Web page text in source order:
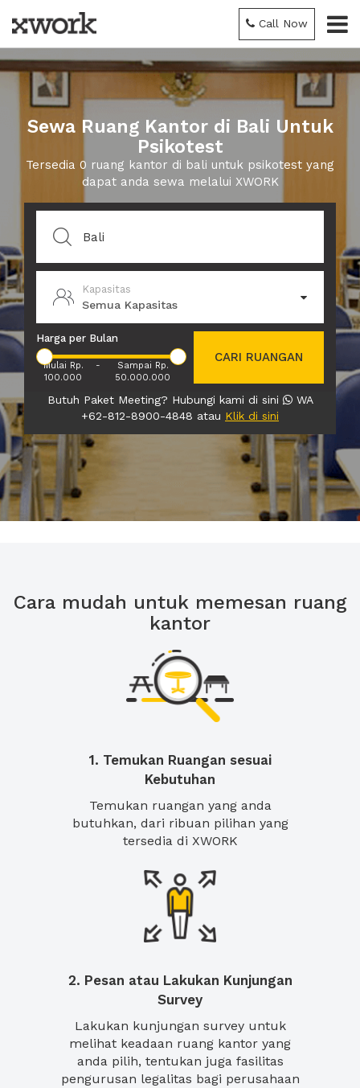
Call Now
Sewa Ruang Kantor di Bali Untuk
Psikotest
Tersedia 0 ruang kantor di bali untuk psikotest yang
dapat anda sewa melalui XWORK
Kapasitas
Semua Kapasitas
Harga per Bulan
Mulai Rp.
100.000
-
Sampai Rp.
50.000.000
CARI RUANGAN
Butuh Paket Meeting? Hubungi kami di sini
WA
+62-812-8900-4848 atau Klik di sini
Cara mudah untuk memesan ruang
kantor
1. Temukan Ruangan sesuai
Kebutuhan
Temukan ruangan yang anda
butuhkan, dari ribuan pilihan yang
tersedia di XWORK
2. Pesan atau Lakukan Kunjungan
Survey
Lakukan kunjungan survey untuk
melihat keadaan ruang kantor yang
anda pilih, tentukan juga fasilitas
pengurusan legalitas bagi perusahaan